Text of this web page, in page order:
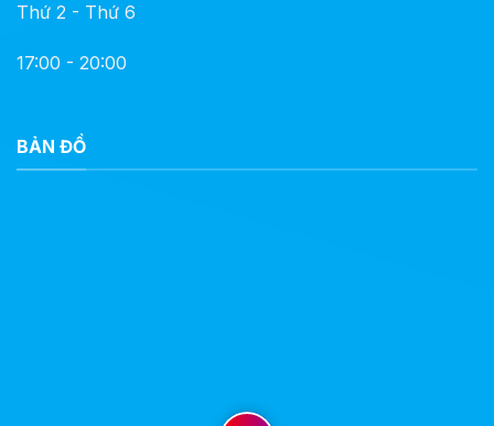
Thứ 2 - Thứ 6
17:00 - 20:00
BẢN ĐỒ